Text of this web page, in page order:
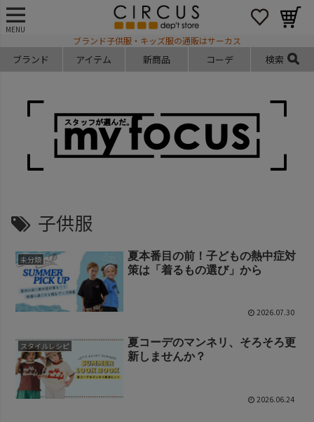
MENU
ブランド子供服・キッズ服の通販はサーカス
ブランド アイテム 新商品 コーデ 検索
子供服
未分類
夏本番目の前！子どもの熱中症対
策は「着るもの選び」から
2026.07.30
スタイルレシピ
夏コーデのマンネリ、そろそろ更
新しませんか？
2026.06.24